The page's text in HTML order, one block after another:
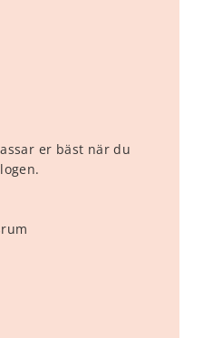
er bäst när du